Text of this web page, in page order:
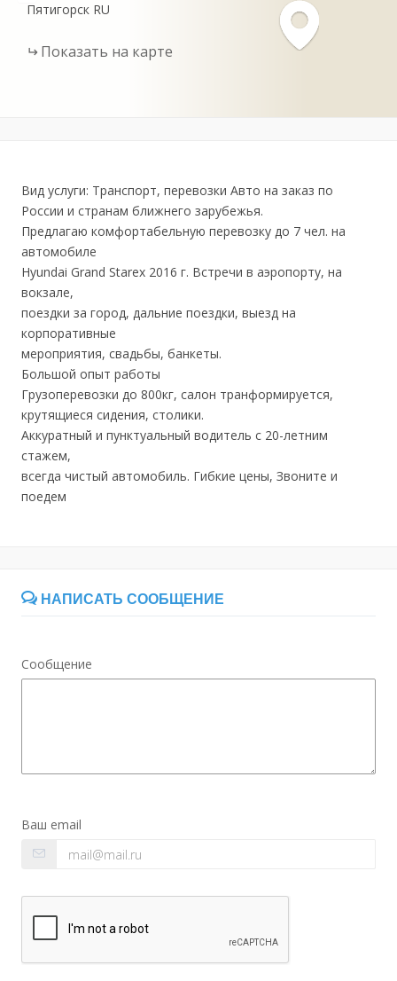
Пятигорск RU
Показать на карте
Вид услуги: Транспорт, перевозки Авто на заказ по
России и странам ближнего зарубежья.
Предлагаю комфортабельную перевозку до 7 чел. на
автомобиле
Hyundai Grand Starex 2016 г. Встречи в аэропорту, на
вокзале,
поездки за город, дальние поездки, выезд на
корпоративные
мероприятия, свадьбы, банкеты.
Большой опыт работы
Грузоперевозки до 800кг, салон транформируется,
крутящиеся сидения, столики.
Аккуратный и пунктуальный водитель с 20-летним
стажем,
всегда чистый автомобиль. Гибкие цены, Звоните и
поедем
НАПИСАТЬ СООБЩЕНИЕ
Сообщение
Ваш email